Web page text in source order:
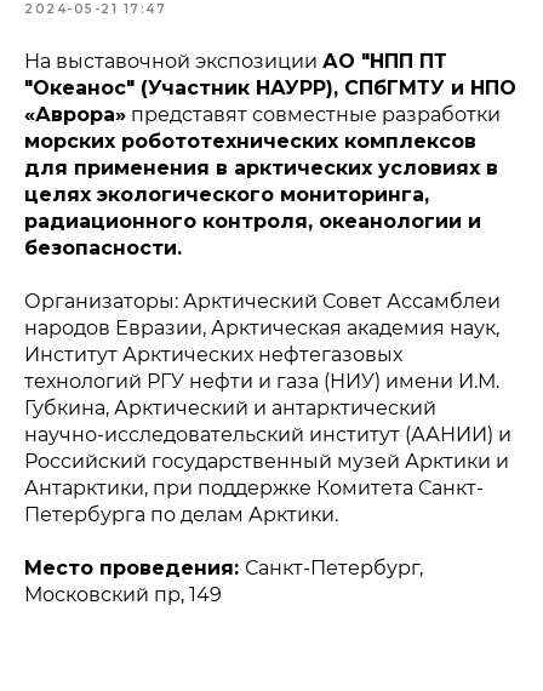
2024-05-21 17:47
На выставочной экспозиции АО "НПП ПТ
"Океанос" (Участник НАУРР), СПбГМТУ и НПО
«Аврора» представят совместные разработки
морских робототехнических комплексов
для применения в арктических условиях в
целях экологического мониторинга,
радиационного контроля, океанологии и
безопасности.
Организаторы: Арктический Совет Ассамблеи
народов Евразии, Арктическая академия наук,
Институт Арктических нефтегазовых
технологий РГУ нефти и газа (НИУ) имени И.М.
Губкина, Арктический и антарктический
научно-исследовательский институт (ААНИИ) и
Российский государственный музей Арктики и
Антарктики, при поддержке Комитета Санкт-
Петербурга по делам Арктики.
Место проведения: Санкт-Петербург,
Московский пр, 149